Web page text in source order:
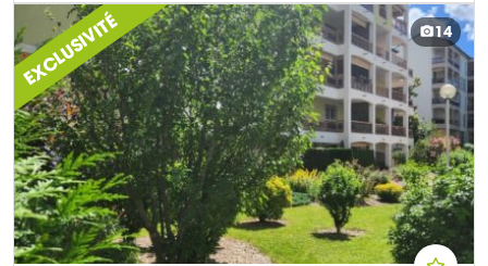
DÉCOUVRIR CE BIEN
EXCLUSIVITÉ 14